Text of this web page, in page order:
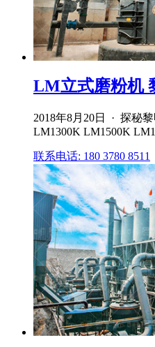
LM立式磨粉机
2018年8月20日 · 探秘
LM1300K LM1500K
联系电话: 180 3780 8511